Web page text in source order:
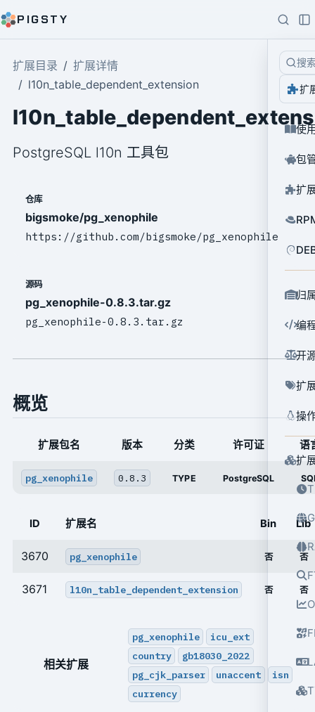
PIGSTY
搜
扩
使
包
扩
归
编
开
扩
操
扩
扩展目录
扩展详情
l10n_table_dependent_extension
PostgreSQL l10n 工具包
仓库
bigsmoke/pg_xenophile
https://github.com/bigsmoke/pg_xenophile
源码
pg_xenophile-0.8.3.tar.gz
pg_xenophile-0.8.3.tar.gz
概览
扩展包名 版本 分类 许可证 语
pg_xenophile 0.8.3 TYPE PostgreSQL
ID 扩展名 Bin Lib
3670 pg_xenophile 否 否
3671 l10n_table_dependent_extension 否 否
相关扩展
pg_xenophile
icu_ext
country
gb18030_2022
pg_cjk_parser
unaccent
isn
currency